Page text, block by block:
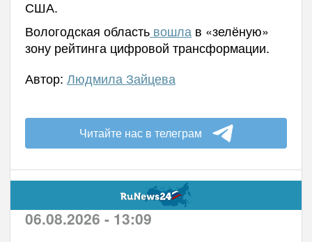
США.
Вологодская областьвошла в «зелёную»
зону рейтинга цифровой трансформации.
Автор: Людмила Зайцева
Читайте нас в телеграм
06.08.2026 - 13:09